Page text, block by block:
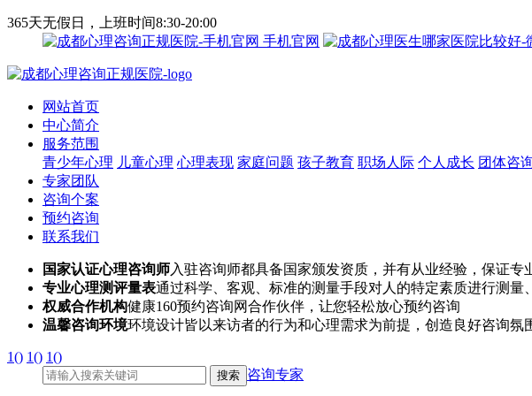
365天无假日，上班时间8:30-20:00
手机官网
网站首页
中心简介
服务范围
青少年心理 儿童心理 心理表现 家庭问题 孩子教育 职场人际 个人成长 团体咨
专家团队
咨询个案
预约咨询
联系我们
国家认证心理咨询师入驻咨询师都具备国家颁发资质，并有从业经验，保证专
专业心理测评量表通过科学、客观、标准的测量手段对人的特定素质进行测量
权威合作机构健康160预约咨询网合作伙伴，让您轻松放心预约咨询
温馨咨询环境环境设计皆以来访者的行为和心理需求为前提，创造良好咨询氛
1() 1() 1()
咨询专家